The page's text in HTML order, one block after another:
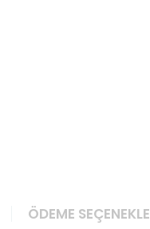
ÖDEME